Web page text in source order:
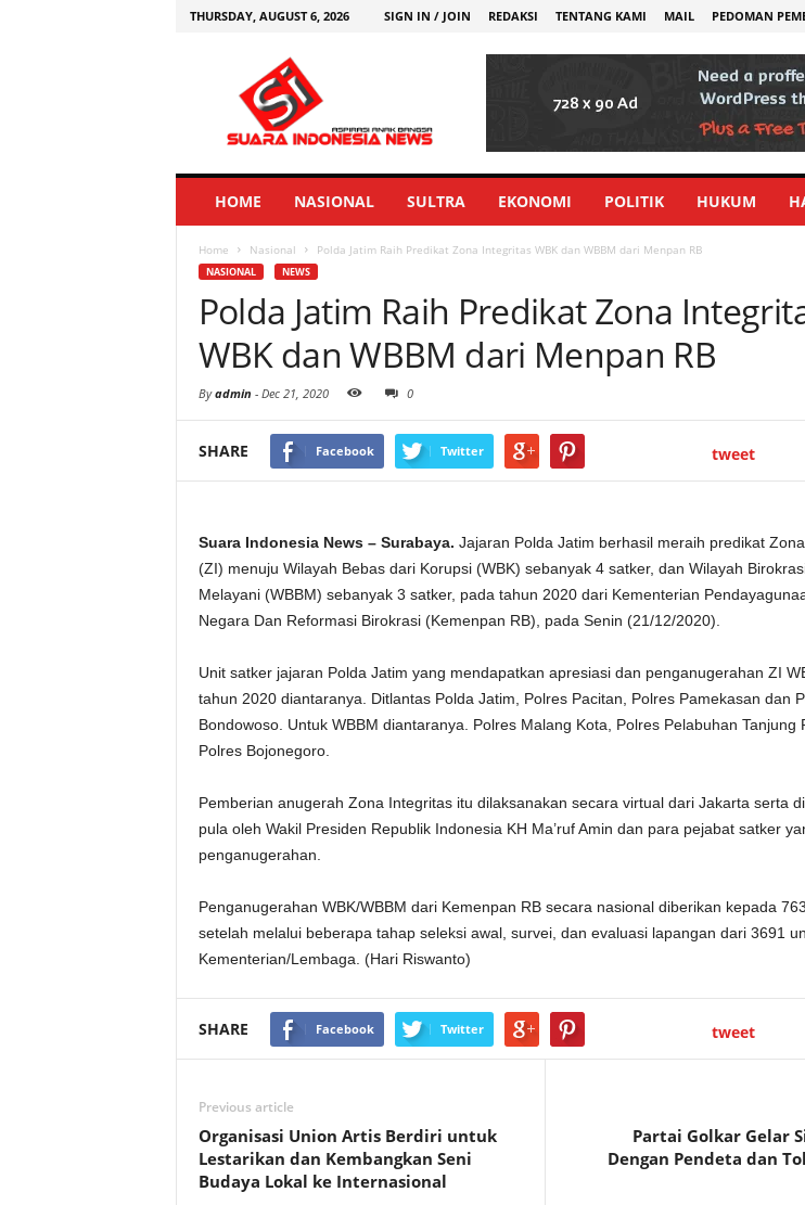
THURSDAY, AUGUST 6, 2026 SIGN IN / JOIN REDAKSI TENTANG KAMI MAIL PEDOMAN
HOME NASIONAL SULTRA EKONOMI POLITIK HUKUM
Home Nasional Polda Jatim Raih Predikat Zona Integritas WBK dan WBBM dari Menpan RB
NASIONAL NEWS
Polda Jatim Raih Predikat Zona
WBK dan WBBM dari Menpan RB
Byadmin - Dec 21, 2020 0
SHARE Facebook Twitter tweet
Suara Indonesia News – Surabaya. Jajaran Polda Jatim berhasil meraih predikat
(ZI) menuju Wilayah Bebas dari Korupsi (WBK) sebanyak 4 satker, dan Wilayah
Melayani (WBBM) sebanyak 3 satker, pada tahun 2020 dari Kementerian
Negara Dan Reformasi Birokrasi (Kemenpan RB), pada Senin (21/12/2020).
Unit satker jajaran Polda Jatim yang mendapatkan apresiasi dan penganugerahan ZI
tahun 2020 diantaranya. Ditlantas Polda Jatim, Polres Pacitan, Polres Pamekasan dan
Bondowoso. Untuk WBBM diantaranya. Polres Malang Kota, Polres Pelabuhan Tanjung
Polres Bojonegoro.
Pemberian anugerah Zona Integritas itu dilaksanakan secara virtual dari Jakarta serta
pula oleh Wakil Presiden Republik Indonesia KH Ma’ruf Amin dan para pejabat satker
penganugerahan.
Penganugerahan WBK/WBBM dari Kemenpan RB secara nasional diberikan kepada
setelah melalui beberapa tahap seleksi awal, survei, dan evaluasi lapangan dari 3691
Kementerian/Lembaga. (Hari Riswanto)
SHARE Facebook Twitter tweet
Previous article
Organisasi Union Artis Berdiri untuk
Lestarikan dan Kembangkan Seni
Budaya Lokal ke Internasional
Partai Golkar Gelar
Dengan Pendeta dan